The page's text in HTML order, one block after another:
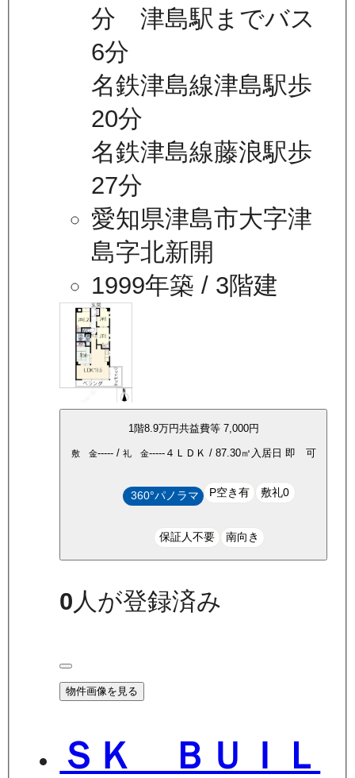
分 津島駅までバス
6分
名鉄津島線津島駅歩
20分
名鉄津島線藤浪駅歩
27分
愛知県津島市大字津
島字北新開
1999年築 / 3階建
1階8.9万円共益費等 7,000円
敷 金-----/ 礼 金-----４ＬＤＫ / 87.30㎡ 入居日 即 可
360°パノラマ P空き有 敷礼0
保証人不要 南向き
0人が登録済み
物件画像を見る
ＳＫ ＢＵＩＬ